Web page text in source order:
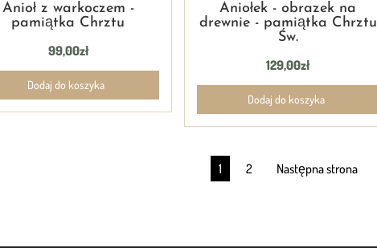
Anioł z warkoczem -
pamiątka Chrztu
99,00zł
Dodaj do koszyka
Aniołek - obrazek na
drewnie - pamiątka Chrztu
Św.
129,00zł
Dodaj do koszyka
1 2 Następna strona